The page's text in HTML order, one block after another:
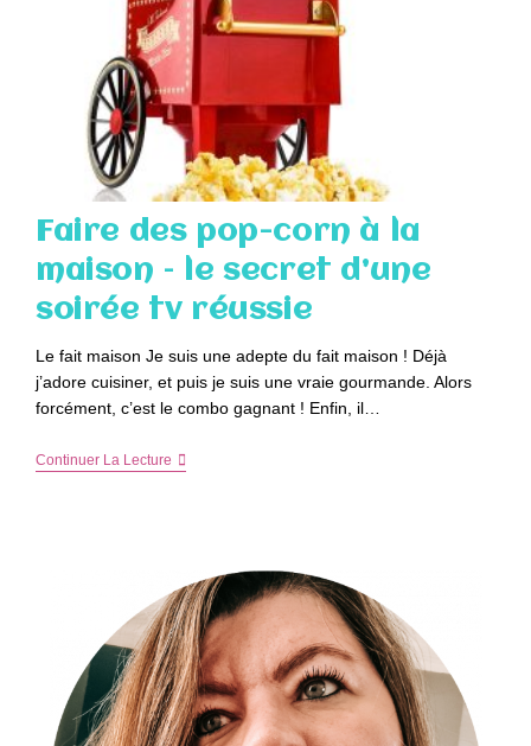
Faire des pop-corn à la
maison – le secret d’une
soirée tv réussie
Le fait maison Je suis une adepte du fait maison ! Déjà
j’adore cuisiner, et puis je suis une vraie gourmande. Alors
forcément, c’est le combo gagnant ! Enfin, il…
Continuer La LectureFaire
Maison
–
Le
Secret
D’une
Soirée
Tv
Réussie